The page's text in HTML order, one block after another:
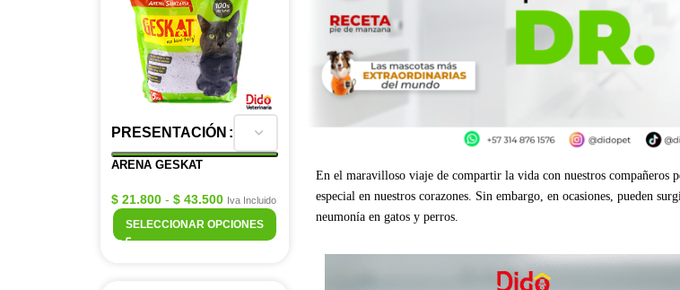
PRESENTACIÓN
ARENA GESKAT
$ 21.800 - $ 43.500 Iva Incluido
SELECCIONAR OPCIONES
En el maravilloso viaje de compartir la vida con nuestros compañeros
especial en nuestros corazones. Sin embargo, en ocasiones, pueden
neumonía en gatos y perros.